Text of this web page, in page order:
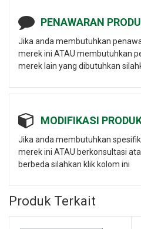
PENAWARAN
Jika anda membutuhkan
merek ini ATAU membutuhkan
merek lain yang dibutuhkan
MODIFIKASI
Jika anda membutuhkan
merek ini ATAU berkonsultasi
berbeda silahkan klik kolom ini
Produk Terkait